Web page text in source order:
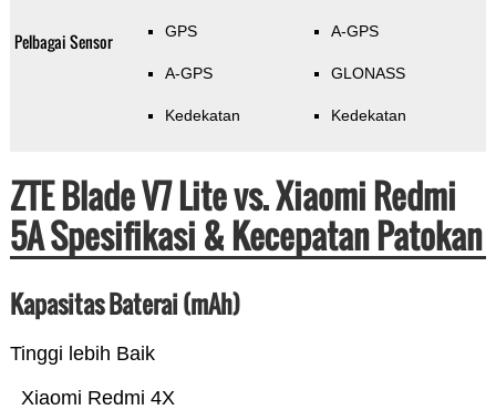
Pelbagai Sensor GPS
A-GPS
Kedekatan
A-GPS
GLONASS
Kedekatan
ZTE Blade V7 Lite vs. Xiaomi Redmi
5A Spesifikasi & Kecepatan Patokan
Kapasitas Baterai (mAh)
Tinggi lebih Baik
Xiaomi Redmi 4X